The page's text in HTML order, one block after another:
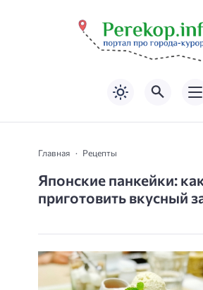
Главная Рецепты
Японские панкейки:
приготовить вкусный